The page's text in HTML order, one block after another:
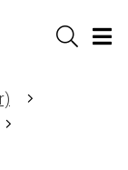
Sök